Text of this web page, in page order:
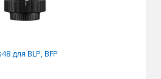
для BLP, BFP